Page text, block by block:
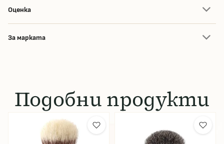
Оценка
За марката
Подобни продукти